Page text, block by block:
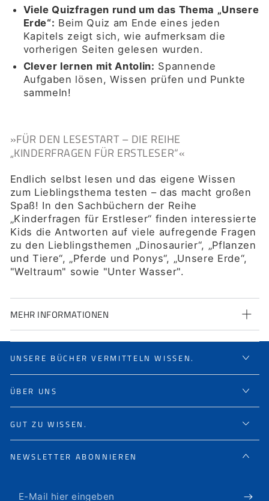
Viele Quizfragen rund um das Thema „Unsere
Erde“: Beim Quiz am Ende eines jeden
Kapitels zeigt sich, wie aufmerksam die
vorherigen Seiten gelesen wurden.
Clever lernen mit Antolin: Spannende
Aufgaben lösen, Wissen prüfen und Punkte
sammeln!
»FÜR DEN LESESTART – DIE REIHE
„KINDERFRAGEN FÜR ERSTLESER“«
Endlich selbst lesen und das eigene Wissen
zum Lieblingsthema testen – das macht großen
Spaß! In den Sachbüchern der Reihe
„Kinderfragen für Erstleser“ finden interessierte
Kids die Antworten auf viele aufregende Fragen
zu den Lieblingsthemen „Dinosaurier“, „Pflanzen
und Tiere“, „Pferde und Ponys“, „Unsere Erde“,
"Weltraum" sowie "Unter Wasser".
MEHR INFORMATIONEN
UNSERE BÜCHER VERMITTELN WISSEN.
ÜBER UNS
GUT ZU WISSEN.
NEWSLETTER ABONNIEREN
E-